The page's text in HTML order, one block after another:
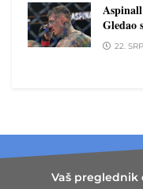
Gledao
22.
Vaš preglednik